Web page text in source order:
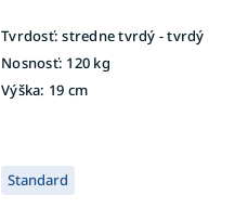
Tvrdosť: stredne tvrdý - tvrdý
Nosnosť: 120 kg
Výška: 19 cm
Standard